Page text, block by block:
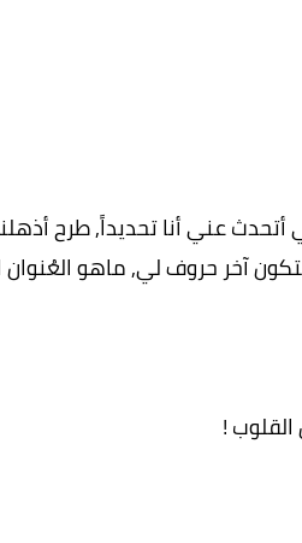
عني أنا تحديداً, طرح
آخر حروف لي, ماهو العُنوان
!